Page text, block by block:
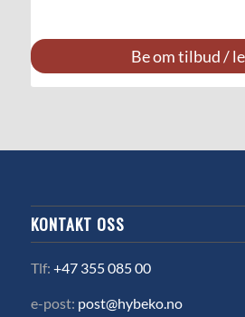
Be om tilbud /
KONTAKT OSS
Tlf: +47 355 085 00
e-post: post@hybeko.no